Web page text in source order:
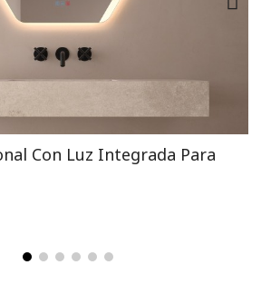
Con Luz Integrada Para